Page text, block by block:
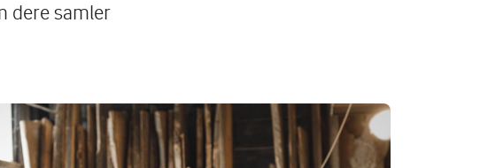
dere samler